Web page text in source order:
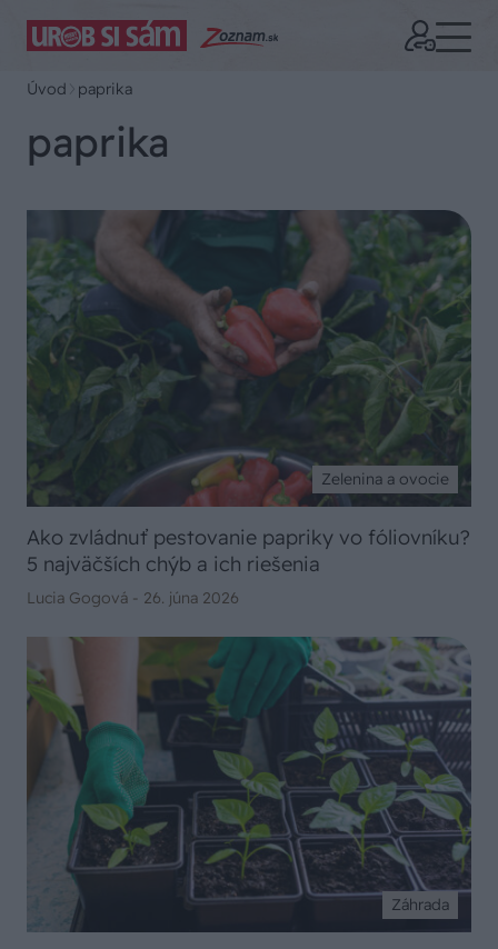
Úvod paprika
paprika
Zelenina a ovocie
Ako zvládnuť pestovanie papriky vo fóliovníku?
5 najväčších chýb a ich riešenia
Lucia Gogová - 26. júna 2026
Záhrada